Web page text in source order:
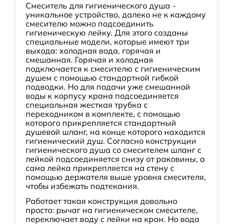
Смеситель для гигиенического душа -
уникальное устройство, далеко не к каждому
смесителю можно подсоединить
гигиеническую лейку. Для этого созданы
специальные модели, которые имеют три
выхода: холодная вода, горячая и
смешанная. Горячая и холодная
подключается к смесителю с гигиеническим
душем с помощью стандартной гибкой
подводки. Но для подачи уже смешанной
воды к корпусу крана подсоединяется
специальная жесткая трубка с
переходником в комплекте, с помощью
которого прикрепляется стандартный
душевой шланг, на конце которого находится
гигиенический душ. Согласно конструкции
гигиенического душа со смесителем шланг с
лейкой подсоединяется снизу от раковины, а
сама лейка прикрепляется на стену с
помощью держателя выше уровня смесителя,
чтобы избежать подтекания.
Работает такая конструкция довольно
просто: рычаг на гигиеническом смесителе,
переключает воду с лейки на кран. Но вода